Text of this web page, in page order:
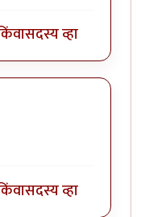
सदस्य व्हा
सदस्य व्हा